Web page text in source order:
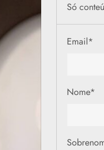
Só
Email*
Nome*